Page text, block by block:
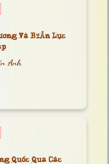
Và Bí Ẩn Lục
Anh
Quốc Qua Các